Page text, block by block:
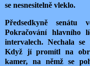
se nesnesitelně vleklo.
Předsedkyně senátu
Pokračování hlavního
intervalech. Nechala
Když jí promítl na
kamer, na němž se